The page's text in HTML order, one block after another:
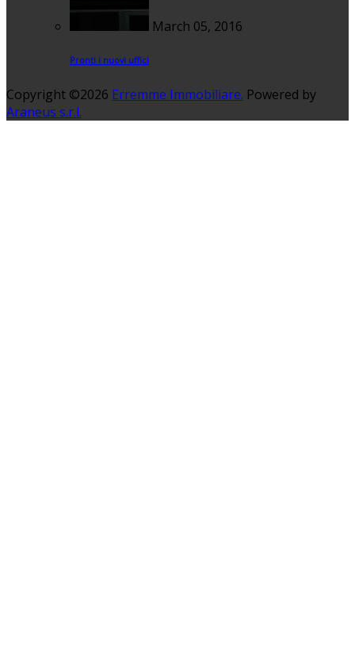
March 05, 2016
Pronti i nuovi uffici
Copyright ©2026 Erremme Immobiliare. Powered by
Araneus s.r.l.